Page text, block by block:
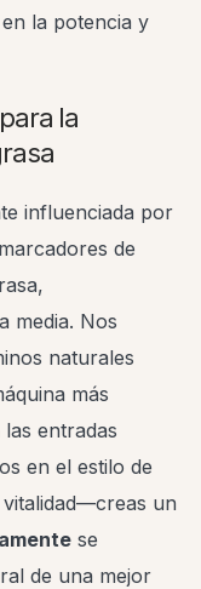
la potencia y
la
influenciada por
de
media. Nos
naturales
más
entradas
en el estilo de
un
se
de una mejor